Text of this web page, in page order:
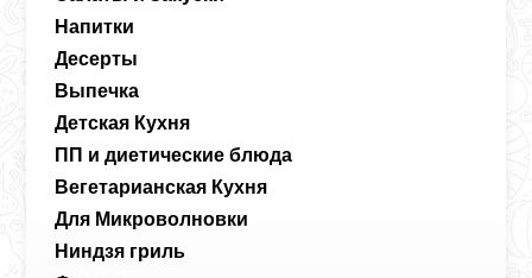
Напитки
Десерты
Выпечка
Детская Кухня
ПП и диетические блюда
Вегетарианская Кухня
Для Микроволновки
Ниндзя гриль